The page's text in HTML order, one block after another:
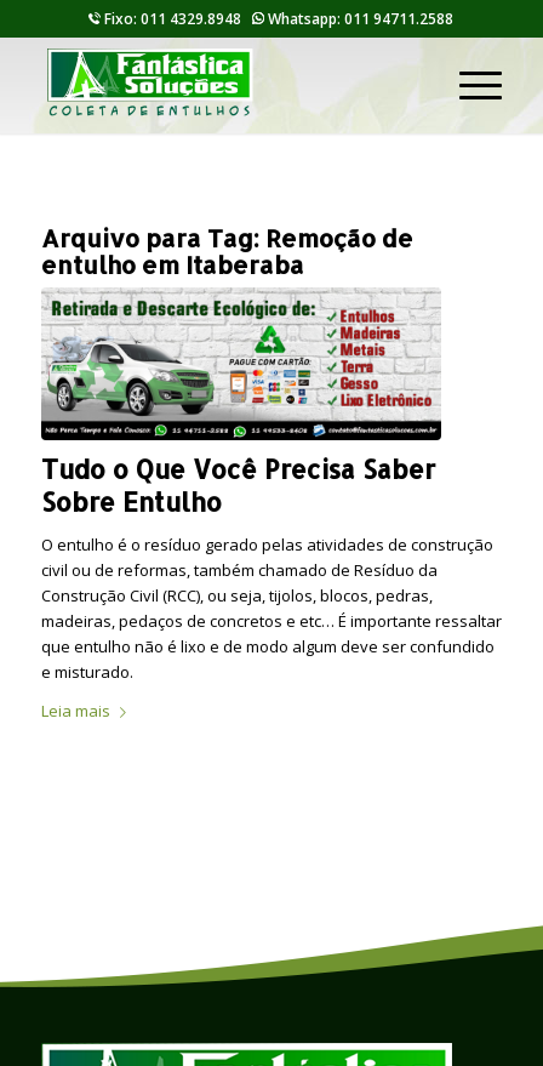
Fixo: 011 4329.8948 Whatsapp: 011 94711.2588
Arquivo para Tag: Remoção de
entulho em Itaberaba
Tudo o Que Você Precisa Saber
Sobre Entulho
O entulho é o resíduo gerado pelas atividades de construção
civil ou de reformas, também chamado de Resíduo da
Construção Civil (RCC), ou seja, tijolos, blocos, pedras,
madeiras, pedaços de concretos e etc… É importante ressaltar
que entulho não é lixo e de modo algum deve ser confundido
e misturado.
Leia mais